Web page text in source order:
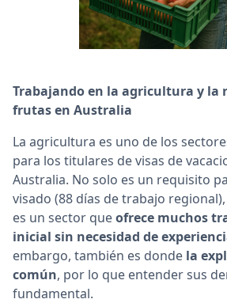
Trabajando en la agricultura y la
frutas en Australia
La agricultura es uno de los
para los titulares de visas de
Australia. No solo es un requisito
visado (88 días de trabajo
es un sector queofrece muchos
inicial sin necesidad de
embargo, también es donde la
común, por lo que entender sus
fundamental.